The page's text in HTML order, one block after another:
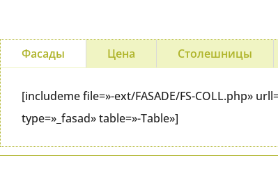
Фасады Цена Столешницы
[includeme file=»-ext/FASADE/FS-COLL.php»
type=»_fasad» table=»-Table»]